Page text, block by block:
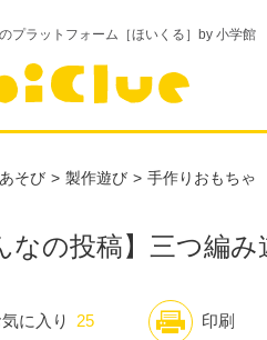
プラットフォーム［ほいくる］by 小学館
あそび 製作遊び 手作りおもちゃ
なの投稿】三つ編み
に入り 25 印刷